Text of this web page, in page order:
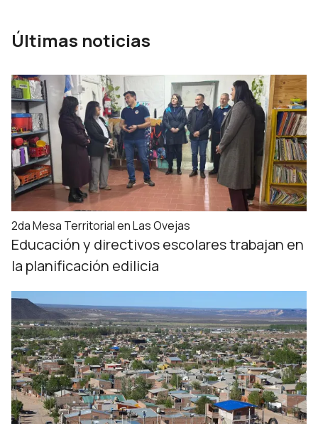
Últimas noticias
2da Mesa Territorial en Las Ovejas
Educación y directivos escolares trabajan en
la planificación edilicia